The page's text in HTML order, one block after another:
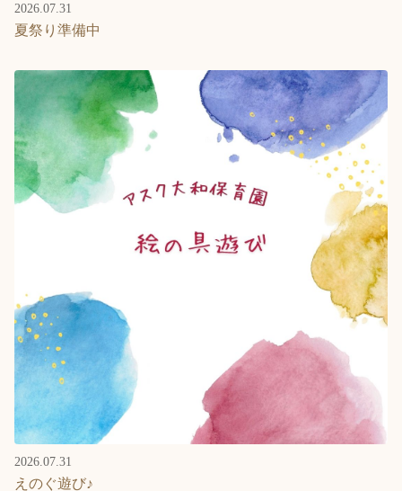
2026.07.31
夏祭り準備中
2026.07.31
えのぐ遊び♪